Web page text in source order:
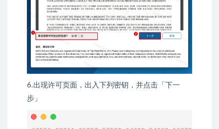
6.出现许可页面，出入下列密钥，并点击「下一
步」